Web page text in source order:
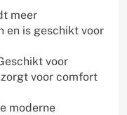
meer
en is geschikt voor
voor
voor comfort
moderne